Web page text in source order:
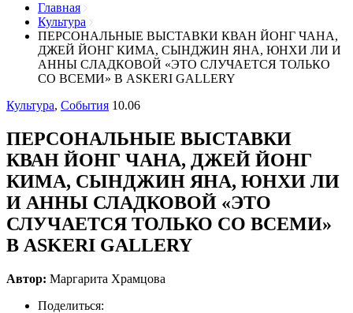
Главная
Культура
ПЕРСОНАЛЬНЫЕ ВЫСТАВКИ КВАН ЙОНГ ЧАНА,
ДЖЕЙ ЙОНГ КИМА, СЫНДЖИН ЯНА, ЮНХИ ЛИ И
АННЫ СЛАДКОВОЙ «ЭТО СЛУЧАЕТСЯ ТОЛЬКО
СО ВСЕМИ» В ASKERI GALLERY
Культура, События 10.06
ПЕРСОНАЛЬНЫЕ ВЫСТАВКИ
КВАН ЙОНГ ЧАНА, ДЖЕЙ ЙОНГ
КИМА, СЫНДЖИН ЯНА, ЮНХИ ЛИ
И АННЫ СЛАДКОВОЙ «ЭТО
СЛУЧАЕТСЯ ТОЛЬКО СО ВСЕМИ»
В ASKERI GALLERY
Автор: Маргарита Храмцова
Поделиться: